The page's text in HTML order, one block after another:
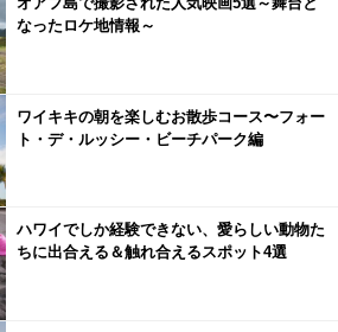
なったロケ地情報～
ワイキキの朝を楽しむお散歩コース〜フォー
ト・デ・ルッシー・ビーチパーク編
ハワイでしか経験できない、愛らしい動物た
ちに出合える＆触れ合えるスポット4選